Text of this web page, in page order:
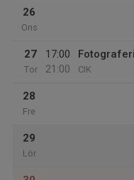
26
Ons
27
Tor
17:00
21:00
CIK
28
Fre
29
Lör